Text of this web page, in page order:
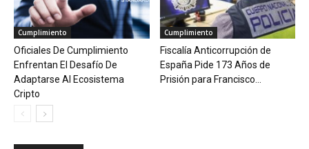
Cumplimiento
Oficiales De Cumplimiento
Enfrentan El Desafío De
Adaptarse Al Ecosistema
Cripto
Cumplimiento
Fiscalía Anticorrupción de
España Pide 173 Años de
Prisión para Francisco...